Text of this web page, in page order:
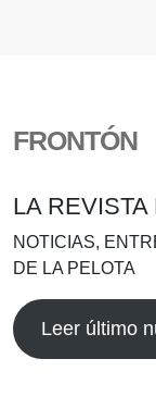
FRONTÓN
LA
NOTICIAS,
DE LA PELOTA
Leer último